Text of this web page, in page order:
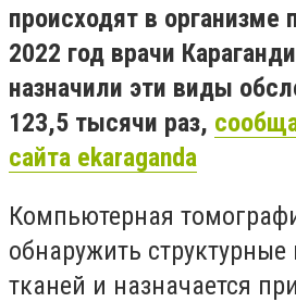
происходят в организме
2022 год врачи
назначили эти виды
123,5 тысячи раз,
сайта ekaraganda
Компьютерная
обнаружить
тканей и назначается